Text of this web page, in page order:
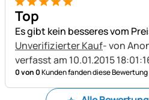
5 von 5
Top
Es gibt kein besseres vom
Unverifizierter Kauf- von
verfasst am 10.01.2015
0 von 0Kunden fanden diese